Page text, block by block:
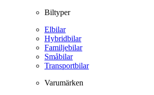
Biltyper
Elbilar
Hybridbilar
Familjebilar
Småbilar
Transportbilar
Varumärken